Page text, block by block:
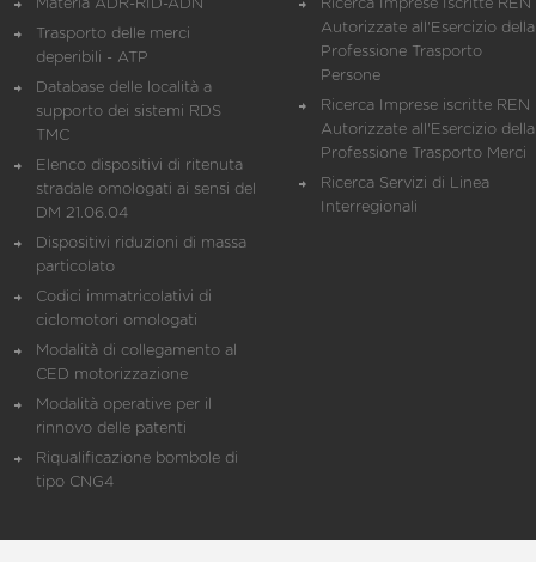
Materia ADR-RID-ADN
Trasporto delle merci
deperibili - ATP
Database delle località a
supporto dei sistemi RDS
TMC
Elenco dispositivi di ritenuta
stradale omologati ai sensi del
DM 21.06.04
Dispositivi riduzioni di massa
particolato
Codici immatricolativi di
ciclomotori omologati
Modalità di collegamento al
CED motorizzazione
Modalità operative per il
rinnovo delle patenti
Riqualificazione bombole di
tipo CNG4
Ricerca Imprese Iscritte REN
Autorizzate all'Esercizio della
Professione Trasporto
Persone
Ricerca Imprese iscritte REN
Autorizzate all'Esercizio della
Professione Trasporto Merci
Ricerca Servizi di Linea
Interregionali